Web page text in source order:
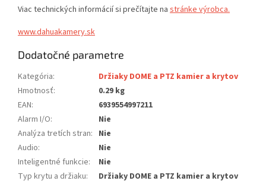
Viac technických informácií si prečítajte na stránke výrobca.
www.dahuakamery.sk
Dodatočné parametre
Kategória:
Držiaky DOME a PTZ kamier a krytov
Hmotnosť:
0.29 kg
EAN:
6939554997211
Alarm I/O:
Nie
Analýza tretích stran: Nie
Audio:
Nie
Inteligentné funkcie:
Nie
Typ krytu a držiaku:
Držiaky DOME a PTZ kamier a krytov